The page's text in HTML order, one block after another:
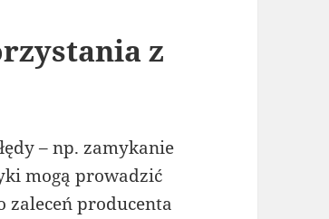
z
– np. zamykanie
mogą prowadzić
zaleceń producenta